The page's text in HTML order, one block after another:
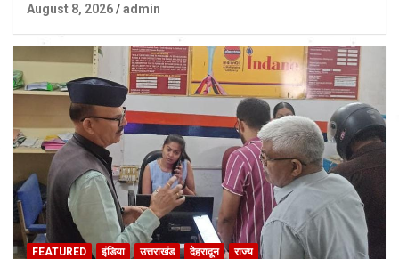
August 8, 2026 admin
FEATURED इंडिया उत्तराखंड देहरादून राज्य